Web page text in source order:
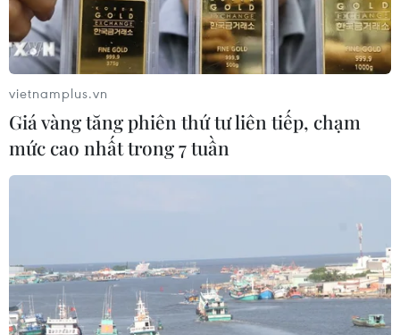
đạo đảng Dân chủ Tự do (LDP), sau khi LDP giành thắng lợi
trong cuộc bầu cử Thượng viện, tại Tokyo ngày 11/7/2022.
(Ảnh: Kyodo/TTXVN)
Liên minh cầm quyền đã thắng lớn trong cuộc
vietnamplus.vn
Giá vàng tăng phiên thứ tư liên tiếp, chạm
mức cao nhất trong 7 tuần